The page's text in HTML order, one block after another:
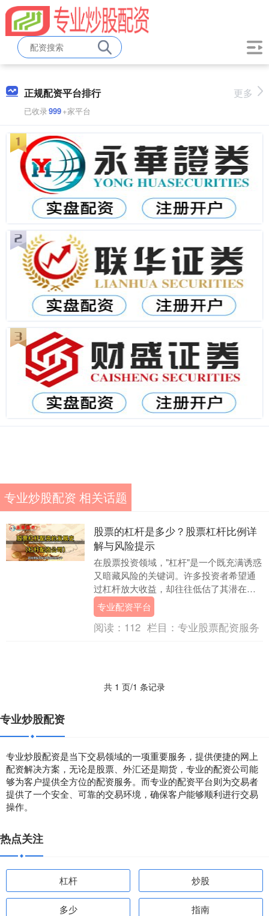
正规配资平台排行
已收录999+家平台
更多
专业炒股配资 相关话题
股票的杠杆是多少？股票杠杆比例详
解与风险提示
在股票投资领域，"杠杆"是一个既充满诱惑
又暗藏风险的关键词。许多投资者希望通
过杠杆放大收益，却往往低估了其潜在风
险。本文将详细解析股票杠杆比例，并揭
示其背后的风....
专业配资平台
阅读： 112 栏目： 专业股票配资服务
共 1 页/1 条记录
专业炒股配资
专业炒股配资是当下交易领域的一项重要服务，提供便捷的网上
配资解决方案，无论是股票、外汇还是期货，专业的配资公司能
够为客户提供全方位的配资服务。而专业的配资平台则为交易者
提供了一个安全、可靠的交易环境，确保客户能够顺利进行交易
操作。
热点关注
杠杆 炒股
多少 指南